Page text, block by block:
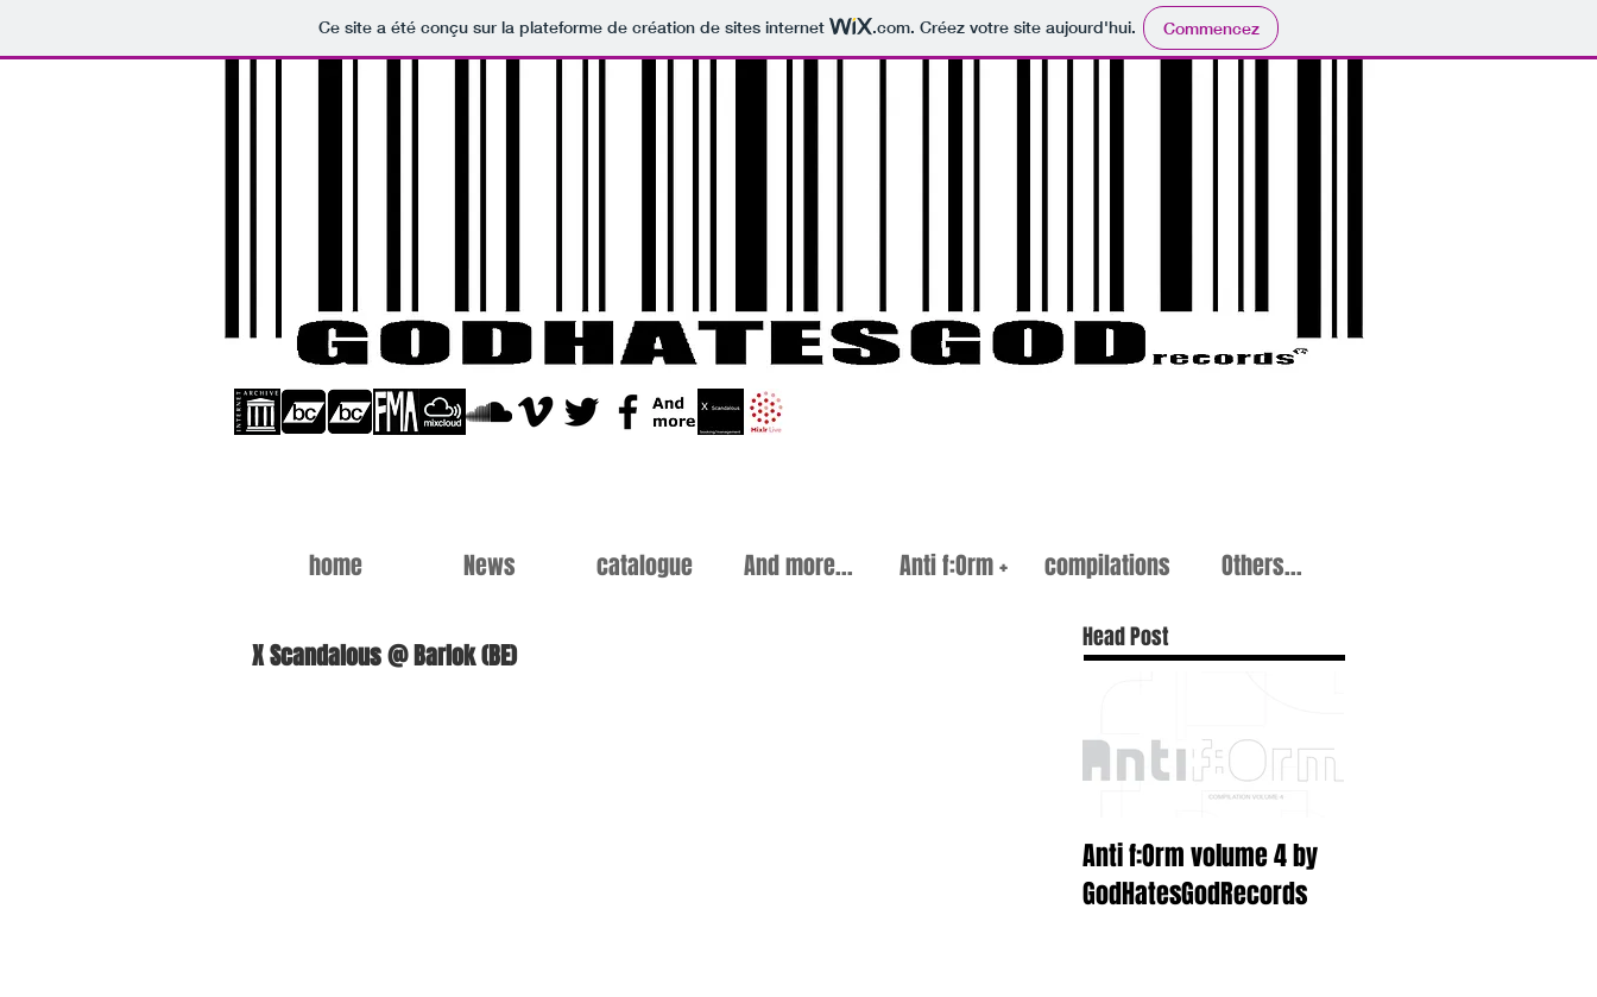
Ce site a été conçu sur la plateforme de création de sites internet .com. Créez votre site aujourd'hui. Commencez
home News catalogue And more... Anti f:Orm + compilations Others...
X Scandalous @ Barlok (BE)
Head Post
Anti f​:​Orm volume 4 by
GodHatesGodRecords